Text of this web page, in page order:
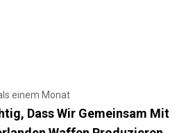
einem Monat
Dass Wir Gemeinsam Mit